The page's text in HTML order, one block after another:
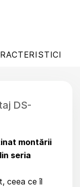
DS-
montării
seria
ceea ce îl